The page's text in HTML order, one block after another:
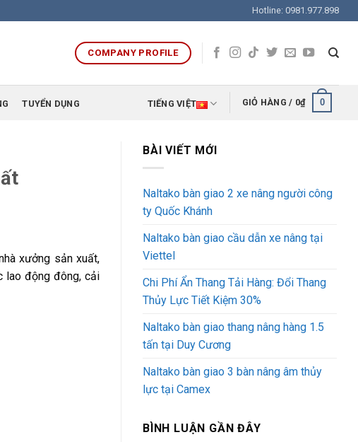
Hotline: 0981.977.898
COMPANY PROFILE
TUYỂN DỤNG TIẾNG VIỆT GIỎ HÀNG / 0₫ 0
xưởng sản xuất,
lao động đông, cải
BÀI VIẾT MỚI
Naltako bàn giao 2 xe nâng người công
ty Quốc Khánh
Naltako bàn giao cầu dẫn xe nâng tại
Viettel
Chi Phí Ẩn Thang Tải Hàng: Đổi Thang
Thủy Lực Tiết Kiệm 30%
Naltako bàn giao thang nâng hàng 1.5
tấn tại Duy Cương
Naltako bàn giao 3 bàn nâng âm thủy
lực tại Camex
BÌNH LUẬN GẦN ĐÂY